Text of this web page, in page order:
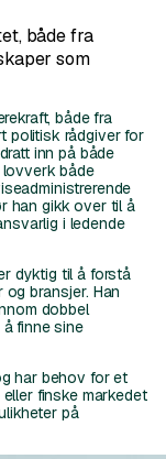
både fra
som
både fra
politisk rådgiver for
inn på både
både
han gikk over til å
i ledende
dyktig til å forstå
bransjer. Han
dobbel
finne sine
har behov for et
finske markedet
på